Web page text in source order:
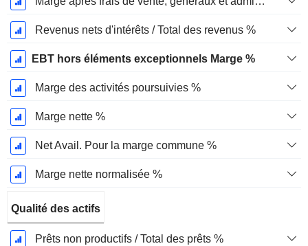
Revenus nets d'intérêts / Total des revenus %
EBT hors éléments exceptionnels Marge %
Marge des activités poursuivies %
Marge nette %
Net Avail. Pour la marge commune %
Marge nette normalisée %
Qualité des actifs
Prêts non productifs / Total des prêts %